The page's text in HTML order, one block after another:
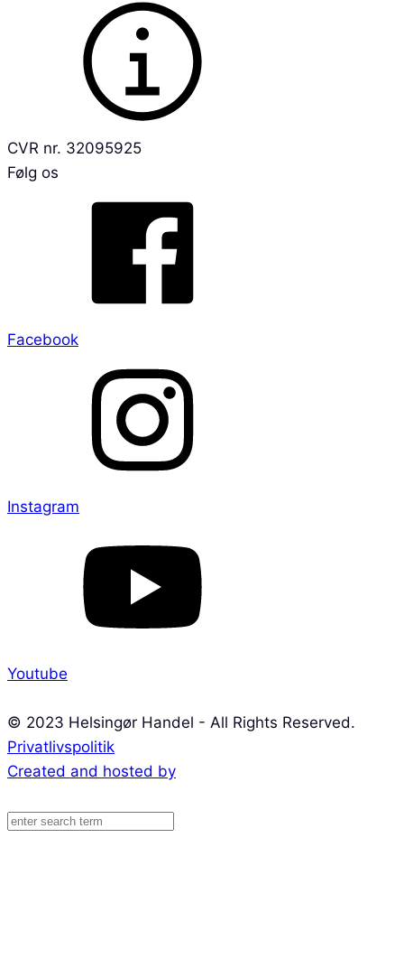
CVR nr. 32095925
Følg os
Facebook
Instagram
Youtube
© 2023 Helsingør Handel - All Rights Reserved.
Privatlivspolitik
Created and hosted by